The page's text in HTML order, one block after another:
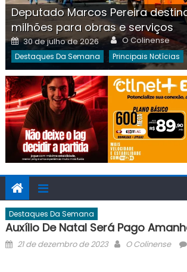
Deputado Marcos Pereira
milhões para obras e serviços
Posted
on
30 de julho de 2026 Author
O Colinense
Destaques Da Semana Principais Notícias
Destaques Da Semana
Auxílio De Natal Será Pago
Posted
21 de dezembro de 2023 Author
O Colinense